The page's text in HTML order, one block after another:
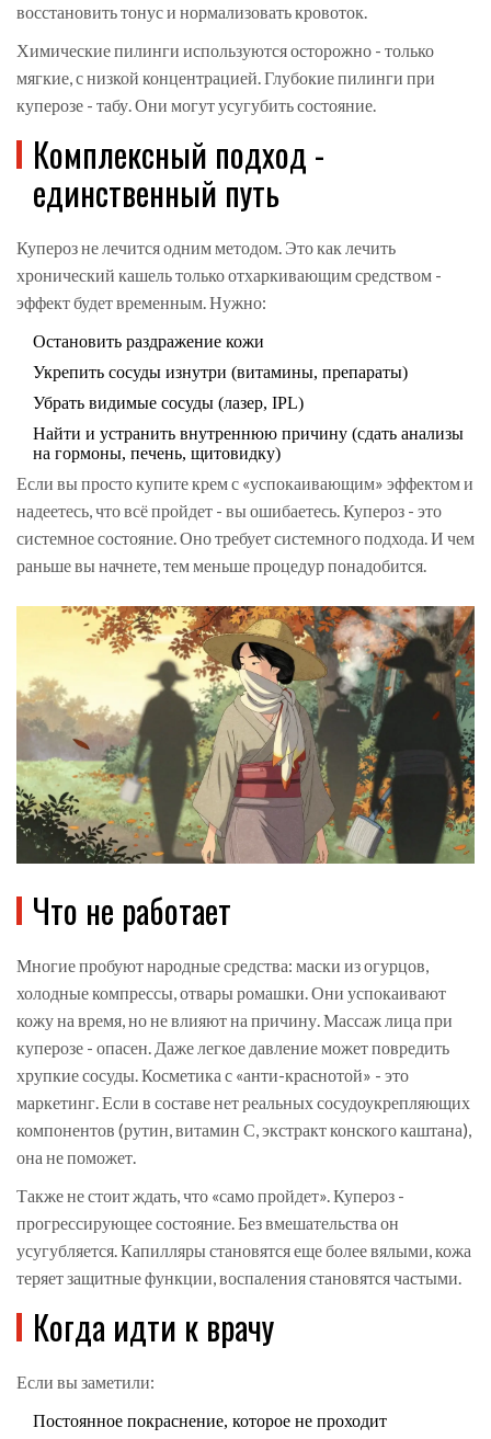
восстановить тонус и нормализовать кровоток.
Химические пилинги используются осторожно - только
мягкие, с низкой концентрацией. Глубокие пилинги при
куперозе - табу. Они могут усугубить состояние.
Комплексный подход -
единственный путь
Купероз не лечится одним методом. Это как лечить
хронический кашель только отхаркивающим средством -
эффект будет временным. Нужно:
Остановить раздражение кожи
Укрепить сосуды изнутри (витамины, препараты)
Убрать видимые сосуды (лазер, IPL)
Найти и устранить внутреннюю причину (сдать анализы
на гормоны, печень, щитовидку)
Если вы просто купите крем с «успокаивающим» эффектом и
надеетесь, что всё пройдет - вы ошибаетесь. Купероз - это
системное состояние. Оно требует системного подхода. И чем
раньше вы начнете, тем меньше процедур понадобится.
Что не работает
Многие пробуют народные средства: маски из огурцов,
холодные компрессы, отвары ромашки. Они успокаивают
кожу на время, но не влияют на причину. Массаж лица при
куперозе - опасен. Даже легкое давление может повредить
хрупкие сосуды. Косметика с «анти-краснотой» - это
маркетинг. Если в составе нет реальных сосудоукрепляющих
компонентов (рутин, витамин С, экстракт конского каштана),
она не поможет.
Также не стоит ждать, что «само пройдет». Купероз -
прогрессирующее состояние. Без вмешательства он
усугубляется. Капилляры становятся еще более вялыми, кожа
теряет защитные функции, воспаления становятся частыми.
Когда идти к врачу
Если вы заметили:
Постоянное покраснение, которое не проходит